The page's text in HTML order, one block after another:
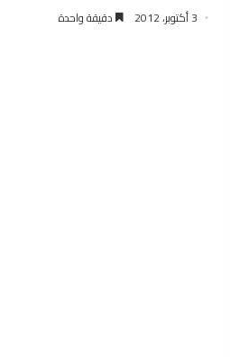
3 أكتوبر، 2012 دقيقة واحدة